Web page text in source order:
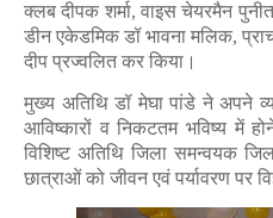
क्लब दीपक शर्मा, वाइस चेयरमैन
डीन एकेडमिक डॉ भावना मलिक,
दीप प्रज्वलित कर किया।
मुख्य अतिथि डॉ मेघा पांडे ने अपने
आविष्कारों व निकटतम भविष्य में
विशिष्ट अतिथि जिला समन्वयक
छात्राओं को जीवन एवं पर्यावरण पर